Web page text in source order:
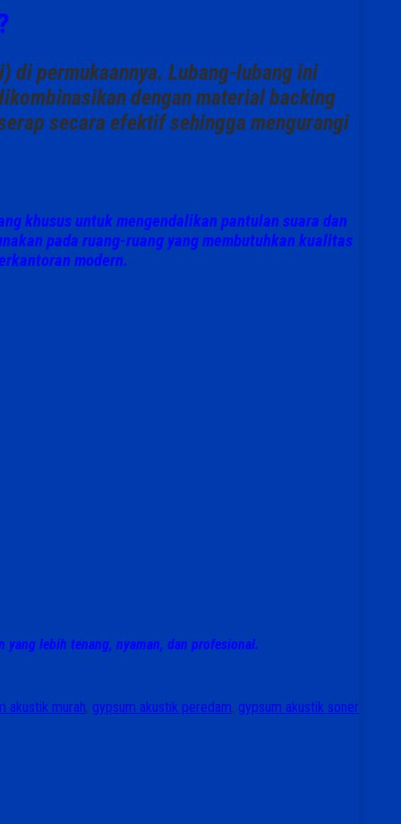
di permukaannya. Lubang-lubang ini
denganmaterial backing
secara efektif sehingga mengurangi
khusus untukmengendalikan pantulan suara dan
pada ruang-ruang yang membutuhkan kualitas
modern.
lebih tenang, nyaman, dan profesional.
akustik murah, gypsum akustik peredam, gypsum akustik soner